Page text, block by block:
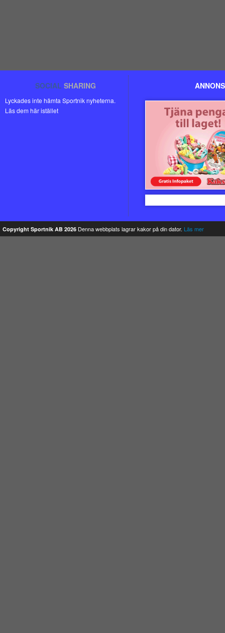
SOCIAL SHARING
Lyckades inte hämta Sportnik nyheterna.
Läs dem här istället
Copyright Sportnik AB 2026 Denna webbplats lagrar kakor på din dator. Läs mer